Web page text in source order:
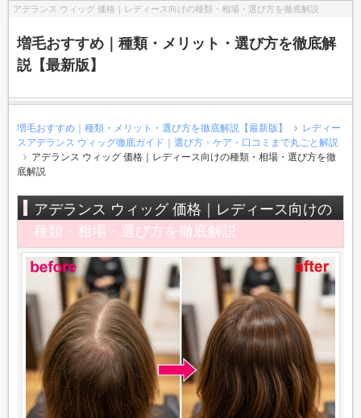
アデランス ウィッグ 価格｜レディース向けの種類・相場・選び方を徹底解説
増毛おすすめ｜種類・メリット・選び方を徹底解
説【最新版】
増毛おすすめ｜種類・メリット・選び方を徹底解説【最新版】
レディー
スアデランス ウィッグ徹底ガイド｜選び方・ケア・口コミまで丸ごと解説
アデランス ウィッグ 価格｜レディース向けの種類・相場・選び方を徹
底解説
アデランス ウィッグ 価格｜レディース向けの
種類・相場・選び方を徹底解説